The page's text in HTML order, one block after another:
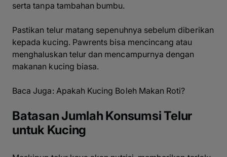
serta tanpa tambahan bumbu.
Pastikan telur matang sepenuhnya sebelum diberikan
kepada kucing. Pawrents bisa mencincang atau
menghaluskan telur dan mencampurnya dengan
makanan kucing biasa.
Baca Juga: Apakah Kucing Boleh Makan Roti?
Batasan Jumlah Konsumsi Telur
untuk Kucing